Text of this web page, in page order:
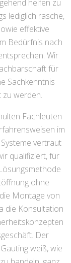
helfen zu
lediglich rasche,
effektive
Bedürfnis nach
Wir
für
Sachkenntnis
werden.
Fachleuten
im
vertraut
qualifiziert, für
ohne
Montage von
die Konsultation
Der
weiß, wie